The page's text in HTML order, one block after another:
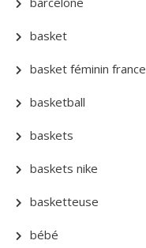
basket
basket féminin france
basketball
baskets
baskets nike
basketteuse
bébé